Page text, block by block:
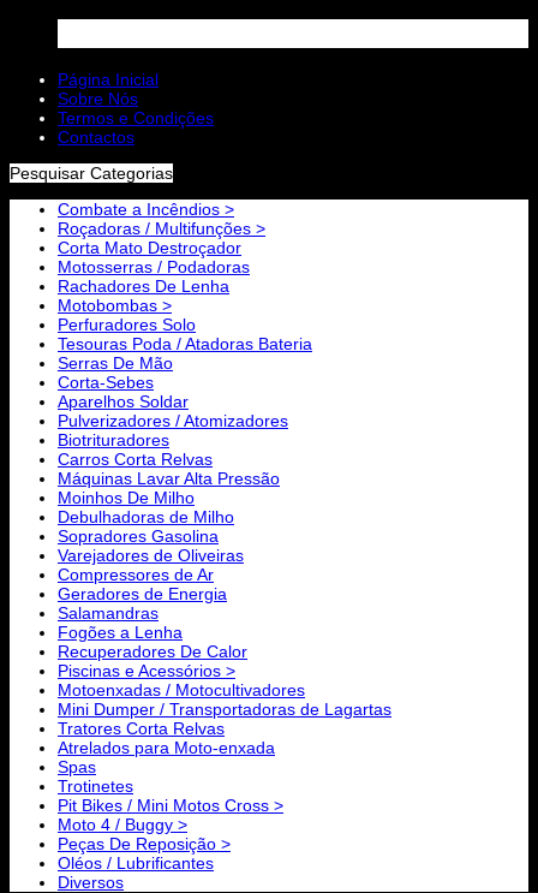
Página Inicial
Sobre Nós
Termos e Condições
Contactos
Pesquisar Categorias
Combate a Incêndios >
Roçadoras / Multifunções >
Corta Mato Destroçador
Motosserras / Podadoras
Rachadores De Lenha
Motobombas >
Perfuradores Solo
Tesouras Poda / Atadoras Bateria
Serras De Mão
Corta-Sebes
Aparelhos Soldar
Pulverizadores / Atomizadores
Biotrituradores
Carros Corta Relvas
Máquinas Lavar Alta Pressão
Moinhos De Milho
Debulhadoras de Milho
Sopradores Gasolina
Varejadores de Oliveiras
Compressores de Ar
Geradores de Energia
Salamandras
Fogões a Lenha
Recuperadores De Calor
Piscinas e Acessórios >
Motoenxadas / Motocultivadores
Mini Dumper / Transportadoras de Lagartas
Tratores Corta Relvas
Atrelados para Moto-enxada
Spas
Trotinetes
Pit Bikes / Mini Motos Cross >
Moto 4 / Buggy >
Peças De Reposição >
Oléos / Lubrificantes
Diversos